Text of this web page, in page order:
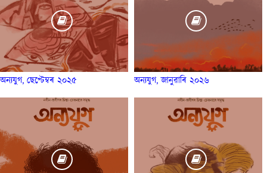
অন্যযুগ, ছেপ্টেম্বৰ ২০২৫ অন্যযুগ, জানুৱাৰি ২০২৬